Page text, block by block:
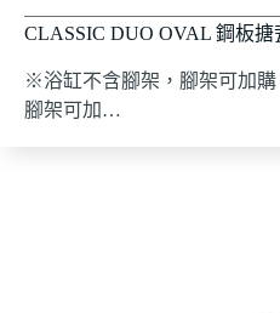
CLASSIC DUO OVAL 鋼板搪
※浴缸不含腳架，腳架可加
腳架可加…